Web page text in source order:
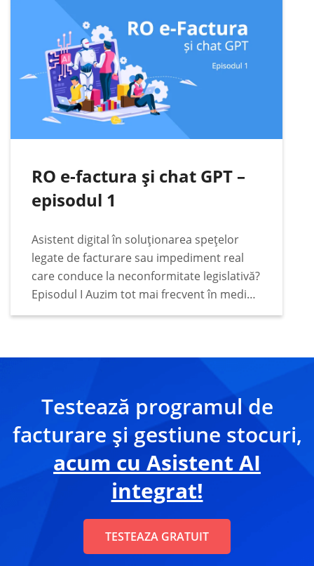
legislativă pentru afacerea condusă. Într-
RO e-factura și chat GPT –
episodul 1
Asistent digital în soluționarea spețelor
legate de facturare sau impediment real
care conduce la neconformitate legislativă?
Episodul I Auzim tot mai frecvent în mediul
de afaceri faptul că tot mai mulți deținători
Testează programul de
facturare și gestiune stocuri,
acum cu Asistent AI
integrat!
TESTEAZA GRATUIT